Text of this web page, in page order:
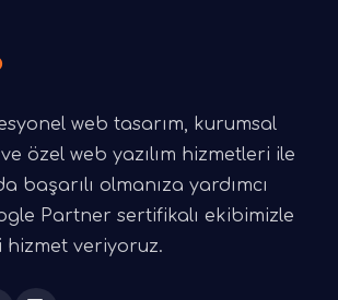
web tasarım, kurumsal
özel web yazılım hizmetleri ile
başarılı olmanıza yardımcı
Partner sertifikalı ekibimizle
hizmet veriyoruz.